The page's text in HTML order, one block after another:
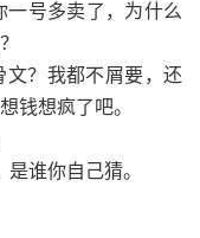
一号多卖了，为什么
？我都不屑要，还
钱想疯了吧。
谁你自己猜。